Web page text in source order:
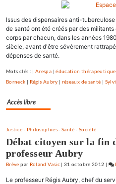
Issus des dispensaires anti-
de santé ont été créés par des
corps par chacun, dans les années
siècle, avant d'être sévèrement
dépenses de santé.
Mots clés : |Arespa |éducation thérapeutique
Borneck | Régis Aubry | réseaux de santé |
Accès libre
Justice - Philosophies-Santé - Société
Débat citoyen sur la fin
professeur Aubry
Brève par Roland Vasic|31 octobre 2012 |
Le professeur Régis Aubry, chef du